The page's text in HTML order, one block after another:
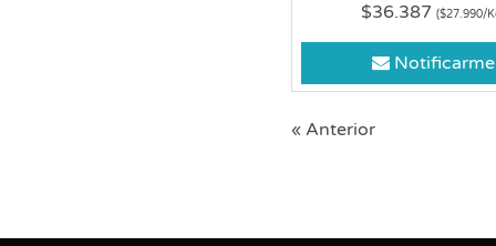
$36.387($27.990/
Notificarme
« Anterior